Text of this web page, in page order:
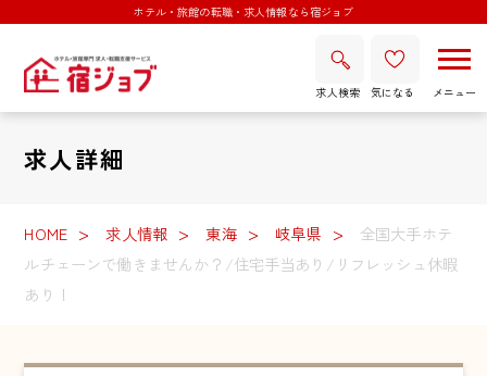
ホテル・旅館の転職・求人情報なら宿ジョブ
求人検索 気になる
求人詳細
HOME 求人情報 東海 岐阜県
全国大手ホテ
ルチェーンで働きませんか？/住宅手当あり/リフレッシュ休暇
あり！